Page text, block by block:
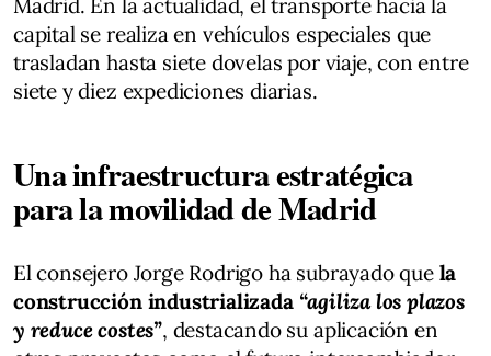
capital se realiza en vehículos especiales que
trasladan hasta siete dovelas por viaje, con entre
siete y diez expediciones diarias.
Una infraestructura estratégica
para la movilidad de Madrid
El consejero Jorge Rodrigo ha subrayado que la
construcción industrializada “agiliza los plazos
y reduce costes”, destacando su aplicación en